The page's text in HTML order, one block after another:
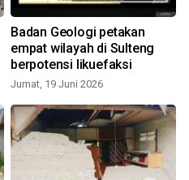
Badan Geologi petakan
empat wilayah di Sulteng
berpotensi likuefaksi
Jumat, 19 Juni 2026